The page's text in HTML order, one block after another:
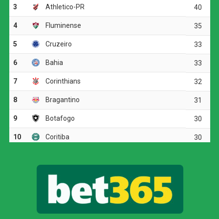
resultados da rodada.
O jogo
O Botafogo começou o clássico ocupando mais o campo
de ataque, mas encontrou dificuldades diante da
marcação tricolor. A primeira boa chance apareceu aos 19
minutos, quando Arthur Cabral recebeu na entrada da
área, passou pela marcação e finalizou rasteiro. Fábio
defendeu.
O Fluminense respondeu com chutes de longa distância.
finalização forte.
O time alvinegro voltou a ameaçar aos 29 minutos.
Medina tabelou com Arthur Cabral, invadiu a área e bateu
para fora. Em seguida, o volante completou cruzamento